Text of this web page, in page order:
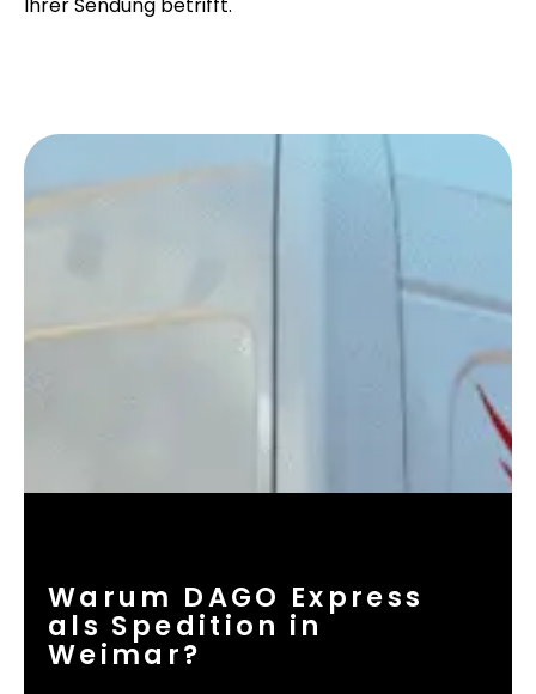
Warum DAGO Express
als Spedition in
Weimar?